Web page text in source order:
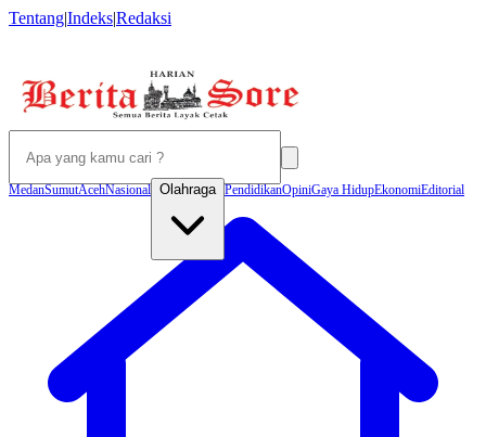
Tentang|Indeks|Redaksi
MedanSumutAcehNasional Olahraga PendidikanOpiniGaya HidupEkonomiEditorial